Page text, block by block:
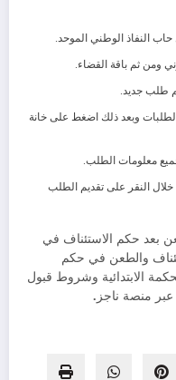
النفاذ الوطني الموحد.
ومن ثم باقة القضاء.
طلب جديد.
وبعد ذلك اضغط على خانة
معلومات الطلب.
النقر على تقديم الطلب
بعد حكم الاستئناف في
والطعن في حكم
الابتدائية وشروط قبول
عبر منصة ناجز .